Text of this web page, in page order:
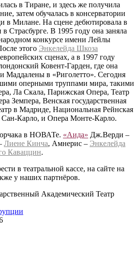
в Тиране, и здесь же получила
затем обучалась в консерватории
в Милане. На сцене дебютировала в
в Страсбурге. В 1995 году она заняла
конкурсе имени Лейлы
этого Энкелейда Шкоза
сценах, а в 1997 году
Ковент-Гарден, где она
Маддалены в «Риголетто». Сегодня
оперными труппами мира, такими
Ла Скала, Парижская Опера, Театр
Земпера, Венская государственная
в Мадриде, Национальная Рейнская
Сан-Карло, и Опера Монте-Карло.
в НОВАТе. «Аида» Дж.Верди –
Лиене Кинча, Амнерис – Энкелейда
Каваццин.
в театральной кассе, на сайте на
у наших партнёров.
Академический Театр